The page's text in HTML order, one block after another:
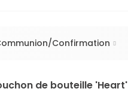
Confirmation
de bouteille 'Heart'